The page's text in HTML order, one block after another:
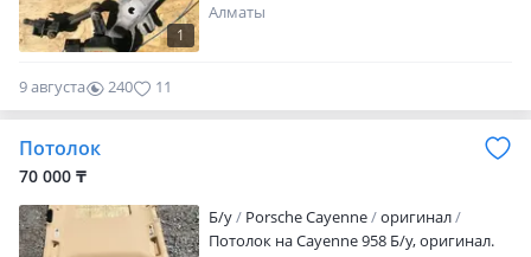
1
Алматы
9 августа 240 11
Потолок
70 000 ₸
Б/y Porsche Cayenne
оригинал
Потолок на Cayenne 958 Б/у, оригинал.